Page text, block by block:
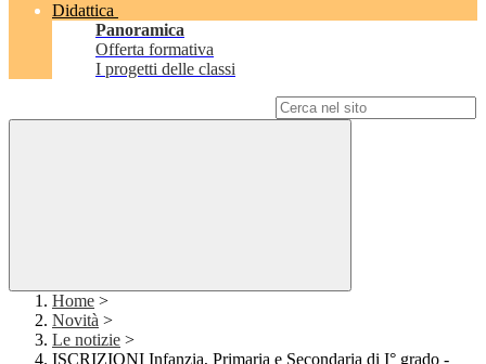
Didattica
Panoramica
Offerta formativa
I progetti delle classi
Home >
Novità >
Le notizie >
ISCRIZIONI Infanzia, Primaria e Secondaria di I° grado -